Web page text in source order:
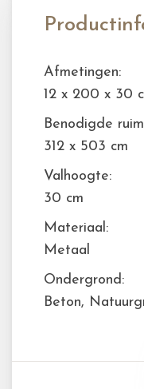
Afmetingen:
12 x 200 x 30
Benodigde
312 x 503 cm
Valhoogte:
30 cm
Materiaal:
Metaal
Ondergrond:
Beton,